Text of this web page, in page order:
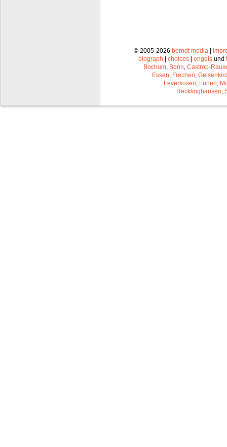
© 2005-2026 berndt media |
biograph | choices | engels und
Bochum Bonn Castrop-
Essen Frechen
Leverkusen Lünen
Recklinghausen